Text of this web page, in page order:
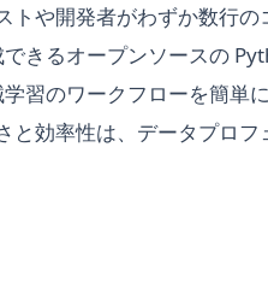
や開発者がわずか数行の
きるオープンソースの
習のワークフローを簡単
効率性は、データプロフ